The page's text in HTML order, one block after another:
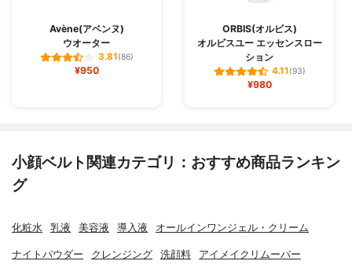
Avène(アベンヌ)
ウオーター
3.81(86)
¥950
ORBIS(オルビス)
オルビスユー エッセンスロー
ション
4.11(93)
¥980
小顔ベルト関連カテゴリ：おすすめ商品ランキン
グ
化粧水 乳液 美容液 導入液 オールインワンジェル・クリーム
ナイトパウダー クレンジング 洗顔料 アイメイクリムーバー